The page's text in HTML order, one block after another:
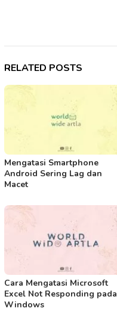
RELATED POSTS
Mengatasi Smartphone
Android Sering Lag dan
Macet
Cara Mengatasi Microsoft
Excel Not Responding pada
Windows